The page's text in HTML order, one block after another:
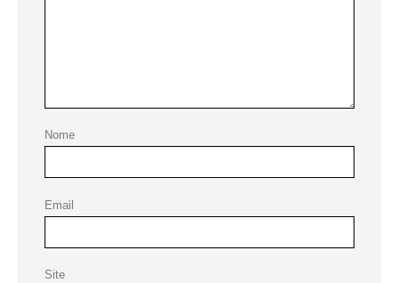
Nome
Email
Site